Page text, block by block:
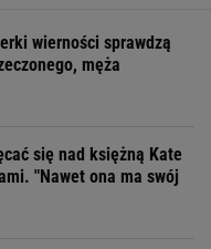
wierności sprawdzą
męża
się nad księżną Kate
"Nawet ona ma swój